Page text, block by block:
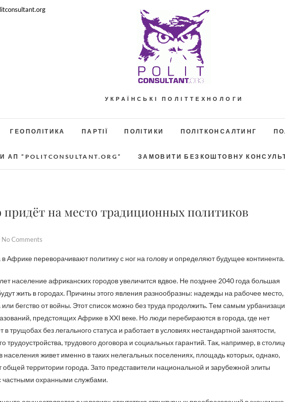
УКРАЇНСЬКІ ПОЛІТТЕХНОЛОГИ
ГЕОПОЛІТИКА ПАРТІЇ ПОЛІТИКИ ПОЛІТКОНСАЛТИНГ
АП “POLITCONSULTANT.ORG” ЗАМОВИТИ БЕЗКОШТОВНУ
придёт на место традиционных политиков
No Comments
в Африке переворачивают политику с ног на голову и определяют будущее континента.
население африканских городов увеличится вдвое. Не позднее 2040 года большая
жить в городах. Причины этого явления разнообразны: надежды на рабочее место,
бегство от войны. Этот список можно без труда продолжить. Тем самым
предстоящих Африке в XXI веке. Но люди перебираются в города, где нет
трущобах без легального статуса и работает в условиях нестандартной занятости,
трудового договора и социальных гарантий. Так, например, в
живет именно в таких нелегальных поселениях, площадь которых, однако,
территории города. Зато представители национальной и зарубежной элиты
частными охранными службами.